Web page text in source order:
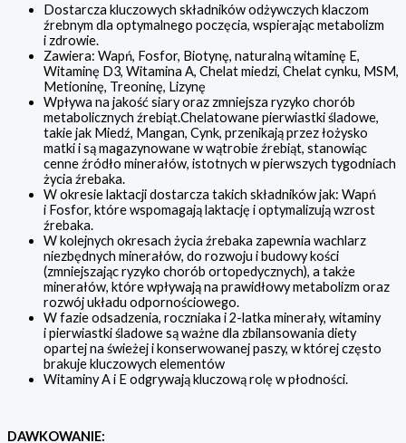
Dostarcza kluczowych składników odżywczych klaczom
źrebnym dla optymalnego poczęcia, wspierając metabolizm
i zdrowie.
Zawiera: Wapń, Fosfor, Biotynę, naturalną witaminę E,
Witaminę D3, Witamina A, Chelat miedzi, Chelat cynku, MSM,
Metioninę, Treoninę, Lizynę
Wpływa na jakość siary oraz zmniejsza ryzyko chorób
metabolicznych źrebiąt.Chelatowane pierwiastki śladowe,
takie jak Miedź, Mangan, Cynk, przenikają przez łożysko
matki i są magazynowane w wątrobie źrebiąt, stanowiąc
cenne źródło minerałów, istotnych w pierwszych tygodniach
życia źrebaka.
W okresie laktacji dostarcza takich składników jak: Wapń
i Fosfor, które wspomagają laktację i optymalizują wzrost
źrebaka.
W kolejnych okresach życia źrebaka zapewnia wachlarz
niezbędnych minerałów, do rozwoju i budowy kości
(zmniejszając ryzyko chorób ortopedycznych), a także
minerałów, które wpływają na prawidłowy metabolizm oraz
rozwój układu odpornościowego.
W fazie odsadzenia, roczniaka i 2-latka minerały, witaminy
i pierwiastki śladowe są ważne dla zbilansowania diety
opartej na świeżej i konserwowanej paszy, w której często
brakuje kluczowych elementów
Witaminy A i E odgrywają kluczową rolę w płodności.
DAWKOWANIE: